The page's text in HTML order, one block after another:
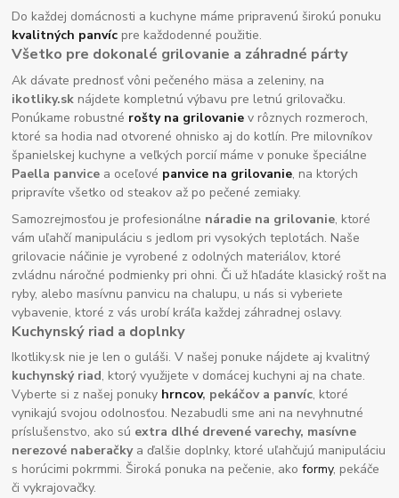
Do každej domácnosti a kuchyne máme pripravenú širokú ponuku
kvalitných panvíc pre každodenné použitie.
Všetko pre dokonalé grilovanie a záhradné párty
Ak dávate prednosť vôni pečeného mäsa a zeleniny, na
ikotliky.sk nájdete kompletnú výbavu pre letnú grilovačku.
Ponúkame robustné rošty na grilovanie v rôznych rozmeroch,
ktoré sa hodia nad otvorené ohnisko aj do kotlín. Pre milovníkov
španielskej kuchyne a veľkých porcií máme v ponuke špeciálne
Paella panvice a oceľové panvice na grilovanie, na ktorých
pripravíte všetko od steakov až po pečené zemiaky.
Samozrejmosťou je profesionálne náradie na grilovanie, ktoré
vám uľahčí manipuláciu s jedlom pri vysokých teplotách. Naše
grilovacie náčinie je vyrobené z odolných materiálov, ktoré
zvládnu náročné podmienky pri ohni. Či už hľadáte klasický rošt na
ryby, alebo masívnu panvicu na chalupu, u nás si vyberiete
vybavenie, ktoré z vás urobí kráľa každej záhradnej oslavy.
Kuchynský riad a doplnky
Ikotliky.sk nie je len o guláši. V našej ponuke nájdete aj kvalitný
kuchynský riad, ktorý využijete v domácej kuchyni aj na chate.
Vyberte si z našej ponuky hrncov, pekáčov a panvíc, ktoré
vynikajú svojou odolnosťou. Nezabudli sme ani na nevyhnutné
príslušenstvo, ako sú extra dlhé drevené varechy, masívne
nerezové naberačkya ďalšie doplnky, ktoré uľahčujú manipuláciu
s horúcimi pokrmmi. Široká ponuka na pečenie, akoformy, pekáče
či vykrajovačky.